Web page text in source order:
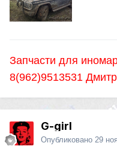
Запчасти для
8(962)9513531
G-girl
Опубликовано 29